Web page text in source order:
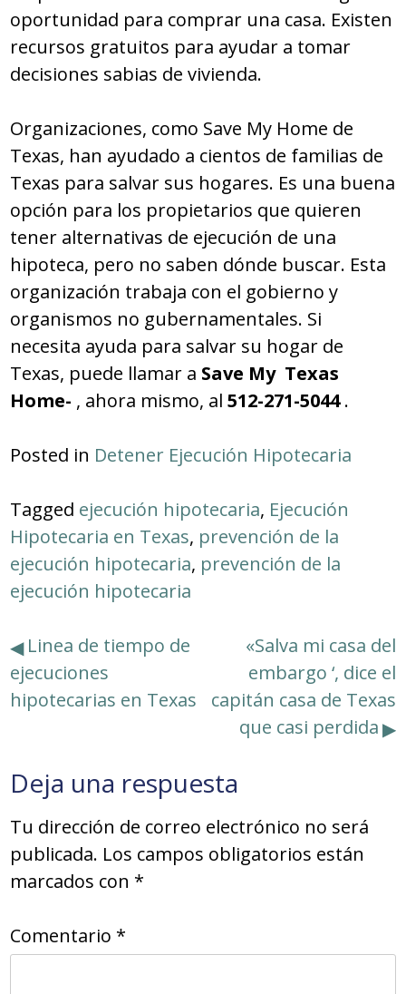
oportunidad para comprar una casa. Existen
recursos gratuitos para ayudar a tomar
decisiones sabias de vivienda.
Organizaciones, como Save My Home de
Texas, han ayudado a cientos de familias de
Texas para salvar sus hogares. Es una buena
opción para los propietarios que quieren
tener alternativas de ejecución de una
hipoteca, pero no saben dónde buscar. Esta
organización trabaja con el gobierno y
organismos no gubernamentales. Si
necesita ayuda para salvar su hogar de
Texas, puede llamar a Save My Texas
Home- , ahora mismo, al512-271-5044.
Posted in Detener Ejecución Hipotecaria
Tagged ejecución hipotecaria, Ejecución
Hipotecaria en Texas, prevención de la
ejecución hipotecaria, prevención de la
ejecución hipotecaria
Navegación
de
entradas
Linea de tiempo de
ejecuciones
hipotecarias en Texas
«Salva mi casa del
embargo ‘, dice el
capitán casa de Texas
que casi perdida
Deja una respuesta
Tu dirección de correo electrónico no será
publicada. Los campos obligatorios están
marcados con *
Comentario *